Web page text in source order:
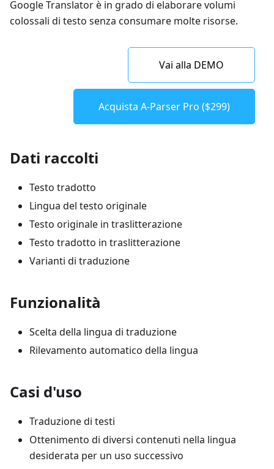
Google Translator è in grado di elaborare volumi
colossali di testo senza consumare molte risorse.
Vai alla DEMO
Acquista A-Parser Pro ($299)
Dati raccolti
Testo tradotto
Lingua del testo originale
Testo originale in traslitterazione
Testo tradotto in traslitterazione
Varianti di traduzione
Funzionalità
Scelta della lingua di traduzione
Rilevamento automatico della lingua
Casi d'uso
Traduzione di testi
Ottenimento di diversi contenuti nella lingua
desiderata per un uso successivo